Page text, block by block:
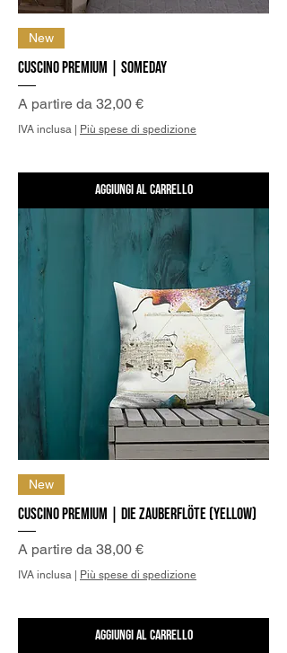
New
Cuscino Premium | Someday
A partire da 32,00 €
Prezzo scontato
IVA inclusa | Più spese di spedizione
Aggiungi al carrello
New
Cuscino Premium | Die Zauberflöte (Yellow)
A partire da 38,00 €
Prezzo scontato
IVA inclusa Più spese di spedizione
Aggiungi al carrello